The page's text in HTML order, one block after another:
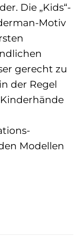
Die „Kids“-
Motiv
gerecht zu
der Regel
Modellen